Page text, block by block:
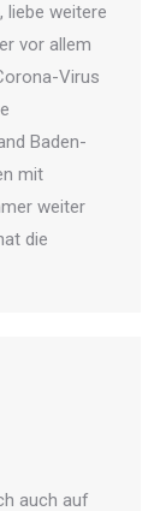
liebe weitere
vor allem
Virus
Baden-
mit
weiter
die
auch auf